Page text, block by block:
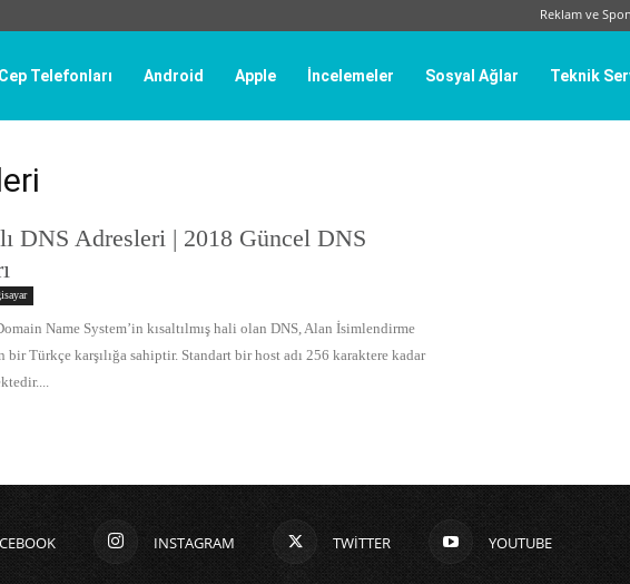
Reklam ve
Cep Telefonları Android Apple İncelemeler Sosyal Ağlar Teknik
DNS Adresleri | 2018 Güncel DNS
Name System’in kısaltılmış hali olan DNS, Alan İsimlendirme
bir Türkçe karşılığa sahiptir. Standart bir host adı 256 karaktere kadar
INSTAGRAM TWITTER YOUTUBE